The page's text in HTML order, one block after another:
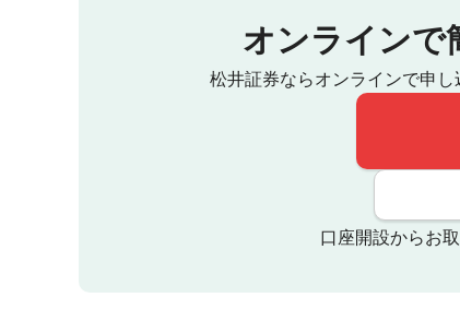
オンラインで
松井証券ならオンラインで申し
口座開設からお